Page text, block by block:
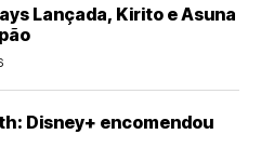
Lançada, Kirito e Asuna
Disney+ encomendou